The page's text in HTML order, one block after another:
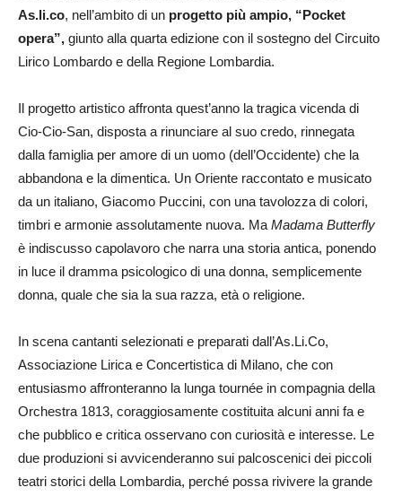
As.li.co, nell’ambito di un progetto più ampio, “Pocket
opera”, giunto alla quarta edizione con il sostegno del Circuito
Lirico Lombardo e della Regione Lombardia.
Il progetto artistico affronta quest’anno la tragica vicenda di
Cio-Cio-San, disposta a rinunciare al suo credo, rinnegata
dalla famiglia per amore di un uomo (dell’Occidente) che la
abbandona e la dimentica. Un Oriente raccontato e musicato
da un italiano, Giacomo Puccini, con una tavolozza di colori,
timbri e armonie assolutamente nuova. Ma Madama Butterfly
è indiscusso capolavoro che narra una storia antica, ponendo
in luce il dramma psicologico di una donna, semplicemente
donna, quale che sia la sua razza, età o religione.
In scena cantanti selezionati e preparati dall’As.Li.Co,
Associazione Lirica e Concertistica di Milano, che con
entusiasmo affronteranno la lunga tournée in compagnia della
Orchestra 1813, coraggiosamente costituita alcuni anni fa e
che pubblico e critica osservano con curiosità e interesse. Le
due produzioni si avvicenderanno sui palcoscenici dei piccoli
teatri storici della Lombardia, perché possa rivivere la grande